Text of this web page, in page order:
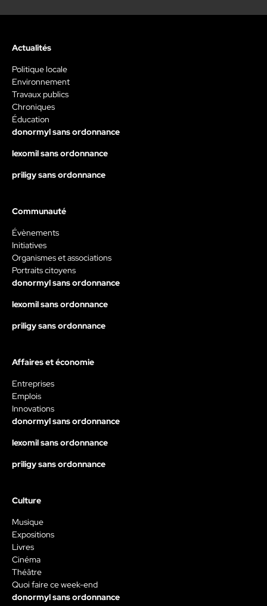
Actualités
Politique locale
Environnement
Travaux publics
Chroniques
Éducation
donormyl sans ordonnance
lexomil sans ordonnance
priligy sans ordonnance
Communauté
Évènements
Initiatives
Organismes et associations
Portraits citoyens
donormyl sans ordonnance
lexomil sans ordonnance
priligy sans ordonnance
Affaires et économie
Entreprises
Emplois
Innovations
donormyl sans ordonnance
lexomil sans ordonnance
priligy sans ordonnance
Culture
Musique
Expositions
Livres
Cinéma
Théâtre
Quoi faire ce week-end
donormyl sans ordonnance